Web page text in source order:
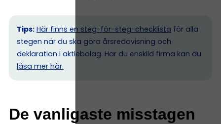
Tips: Här finns en steg-för-steg-checklista för alla
stegen när du ska göra årsredovisning och
deklaration i aktiebolag. Har du enskild firma kan du
läsa mer här.
De vanligaste misstagen